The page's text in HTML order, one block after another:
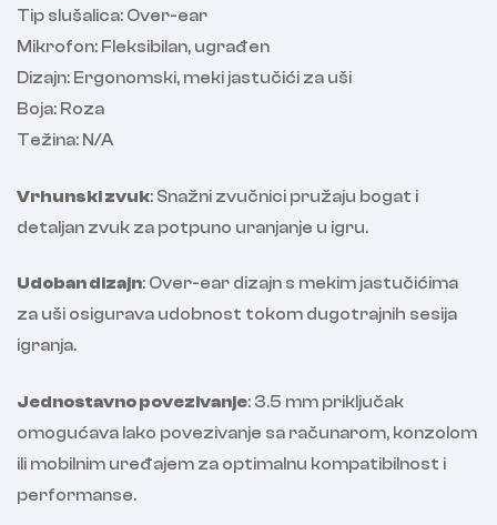
Tip slušalica: Over-ear
Mikrofon: Fleksibilan, ugrađen
Dizajn: Ergonomski, meki jastučići za uši
Boja: Roza
Težina: N/A
Vrhunski zvuk: Snažni zvučnici pružaju bogat i
detaljan zvuk za potpuno uranjanje u igru.
Udoban dizajn: Over-ear dizajn s mekim jastučićima
za uši osigurava udobnost tokom dugotrajnih sesija
igranja.
Jednostavno povezivanje: 3.5 mm priključak
omogućava lako povezivanje sa računarom, konzolom
ili mobilnim uređajem za optimalnu kompatibilnost i
performanse.